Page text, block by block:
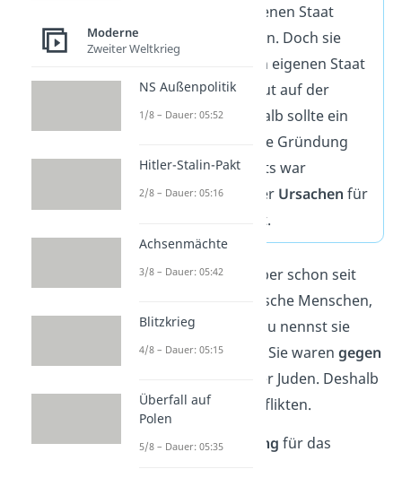
Juden in einem eigenen Staat
sicher
leben können. Doch sie
hatten noch keinen eigenen Staat
und lebten verstreut auf der
ganzen Welt. Deshalb sollte ein
her. Die Gründung
eines eigenen Staats war
letztendlich eine der Ursachen für
den Nahostkonflikt.
In Palästina lebten aber schon seit
langer Zeit nicht-jüdische Menschen,
vor allemMuslime
. Du nennst sie
heute Palästinenser . Sie waren gegen
die Einwanderung der Juden. Deshalb
kam es zu vielen Konflikten.
Es musste eine
Lösung für das
Moderne
Zweiter Weltkrieg
NS Außenpolitik
1/8 – Dauer: 05:52
Hitler-Stalin-Pakt
2/8 – Dauer: 05:16
Achsenmächte
3/8 – Dauer: 05:42
Blitzkrieg
4/8 – Dauer: 05:15
Überfall auf
Polen
5/8 – Dauer: 05:35